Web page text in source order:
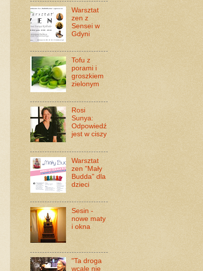
Warsztat
zen z
Sensei w
Gdyni
Tofu z
porami i
groszkiem
zielonym
Rosi
Sunya:
Odpowiedź
jest w ciszy
Warsztat
zen "Mały
Budda" dla
dzieci
Sesin -
nowe maty
i okna
"Ta droga
wcale nie